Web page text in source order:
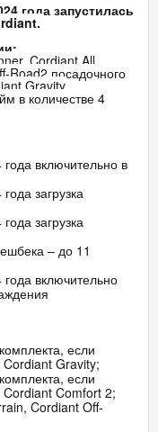
года запустилась
Cordiant All
Road2 посадочного
Gravity
в количестве 4
включительно в
загрузка
загрузка
– до 11
включительно
если
Gravity;
если
Comfort 2;
Cordiant Off-